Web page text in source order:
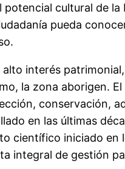
cultural de
pueda
interés
la zona aborigen.
conservación,
en las últimas
científico iniciado
integral de gestión